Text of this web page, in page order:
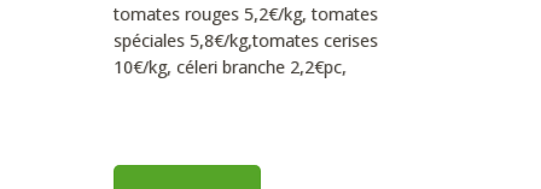
tomates rouges 5,2€/kg, tomates
spéciales 5,8€/kg,tomates cerises
10€/kg, céleri branche 2,2€pc,